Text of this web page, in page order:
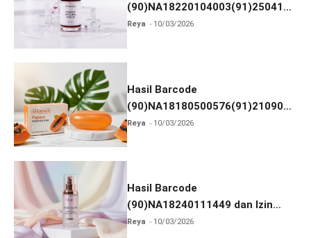
(90)NA18220104003(91)250418
dan Izin BPOM
Reya 10/03/2026
Hasil Barcode
(90)NA18180500576(91)210906
dan Izin BPOM
Reya 10/03/2026
Hasil Barcode
(90)NA18240111449 dan Izin
BPOM
Reya 10/03/2026